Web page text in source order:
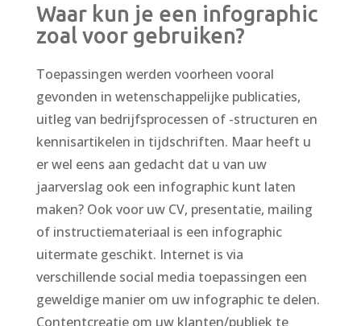
Waar kun je een infographic
zoal voor gebruiken?
Toepassingen werden voorheen vooral
gevonden in wetenschappelijke publicaties,
uitleg van bedrijfsprocessen of -structuren en
kennisartikelen in tijdschriften. Maar heeft u
er wel eens aan gedacht dat u van uw
jaarverslag ook een infographic kunt laten
maken? Ook voor uw CV, presentatie, mailing
of instructiemateriaal is een infographic
uitermate geschikt. Internet is via
verschillende social media toepassingen een
geweldige manier om uw infographic te delen.
Contentcreatie om uw klanten/publiek te